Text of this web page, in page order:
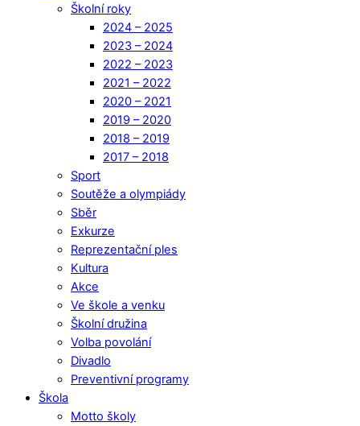
Školní roky
2024 – 2025
2023 – 2024
2022 – 2023
2021 – 2022
2020 – 2021
2019 – 2020
2018 – 2019
2017 – 2018
Sport
Soutěže a olympiády
Sběr
Exkurze
Reprezentační ples
Kultura
Akce
Ve škole a venku
Školní družina
Volba povolání
Divadlo
Preventivní programy
Škola
Motto školy